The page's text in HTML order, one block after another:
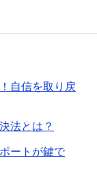
自信を取り戻
法とは？
ートが鍵で